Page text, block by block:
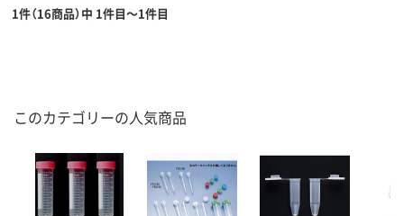
1件（16商品）中 1件目～1件目
このカテゴリーの人気商品